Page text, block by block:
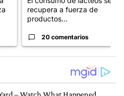
recupera a fuerza de
productos...
20 comentarios